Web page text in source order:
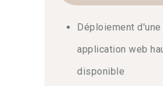
avancée, vous saurez
environnements avec
surtout pas ànous
inscription. Suivre ce
pour préparer les
Déploiement d'une
application web
disponible